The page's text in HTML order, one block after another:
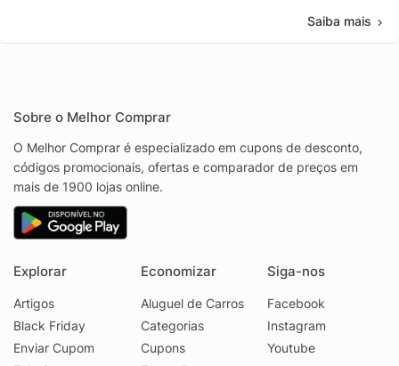
Saiba mais
Sobre o Melhor Comprar
O Melhor Comprar é especializado em cupons de desconto,
códigos promocionais, ofertas e comparador de preços em
mais de 1900 lojas online.
Explorar
Artigos
Black Friday
Enviar Cupom
Economizar
Aluguel de Carros
Categorias
Cupons
Siga-nos
Facebook
Instagram
Youtube